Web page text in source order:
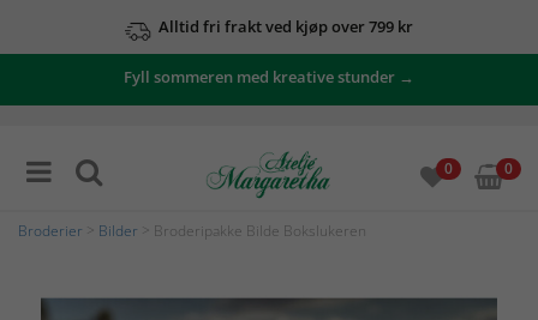
Alltid fri frakt ved kjøp over 799 kr
Fyll sommeren med kreative stunder →
0 0
Broderier Bilder > Broderipakke Bilde Bokslukeren